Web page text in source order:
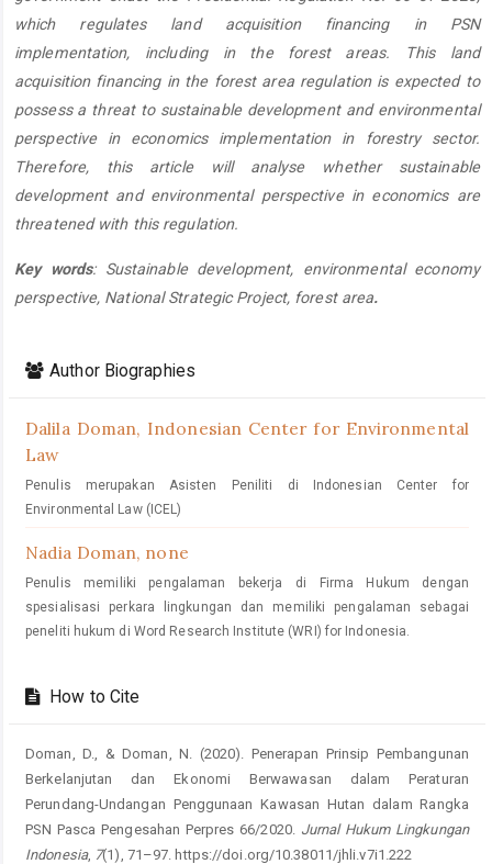
which regulates land acquisition financing in PSN
implementation, including in the forest areas. This land
acquisition financing in the forest area regulation is expected to
possess a threat to sustainable development and environmental
perspective in economics implementation in forestry sector.
Therefore, this article will analyse whether sustainable
development and environmental perspective in economics are
threatened with this regulation.
Key words: Sustainable development, environmental economy
perspective, National Strategic Project, forest area.
Details
Author Biographies
Dalila Doman, Indonesian Center for Environmental
Law
Penulis merupakan Asisten Peniliti di Indonesian Center for
Environmental Law (ICEL)
Nadia Doman, none
Penulis memiliki pengalaman bekerja di Firma Hukum dengan
spesialisasi perkara lingkungan dan memiliki pengalaman sebagai
peneliti hukum di Word Research Institute (WRI) for Indonesia.
How to Cite
Doman, D., & Doman, N. (2020). Penerapan Prinsip Pembangunan
Berkelanjutan dan Ekonomi Berwawasan dalam Peraturan
Perundang-Undangan Penggunaan Kawasan Hutan dalam Rangka
PSN Pasca Pengesahan Perpres 66/2020. Jurnal Hukum Lingkungan
Indonesia, 7(1), 71–97. https://doi.org/10.38011/jhli.v7i1.222